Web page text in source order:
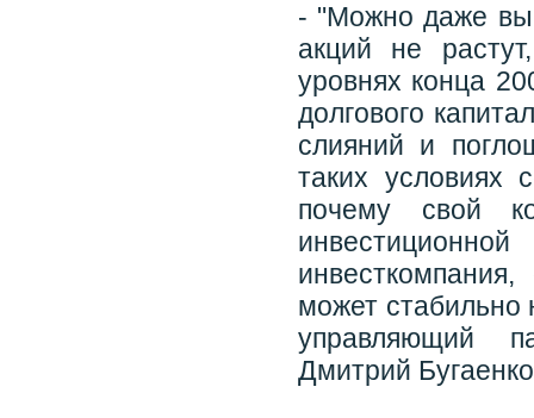
- "Можно даже
акций не
уровнях конца
долгового
слияний и
таких условиях
почему свой
инвесткомпания,
может стабильно
управляющий
Дмитрий